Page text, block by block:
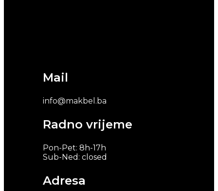
Mail
info@makbel.ba
Radno vrijeme
Pon-Pet: 8h-17h
Sub-Ned: closed
Adresa